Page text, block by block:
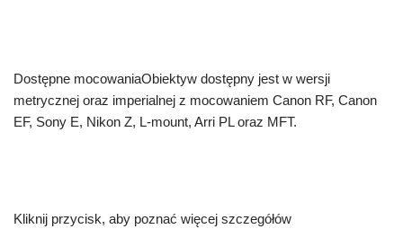
Dostępne mocowaniaObiektyw dostępny jest w wersji
metrycznej oraz imperialnej z mocowaniem Canon RF, Canon
EF, Sony E, Nikon Z, L-mount, Arri PL oraz MFT.
Kliknij przycisk, aby poznać więcej szczegółów